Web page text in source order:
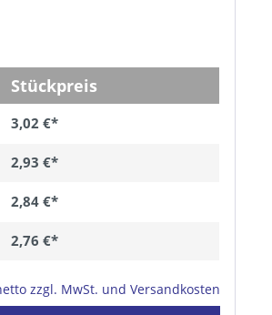
Stückpreis
3,02 €*
2,93 €*
2,84 €*
2,76 €*
zzgl. MwSt. und Versandkosten